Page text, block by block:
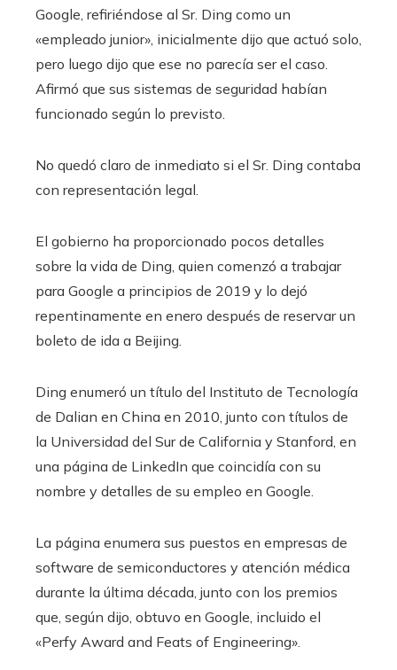
Google, refiriéndose al Sr. Ding como un
«empleado junior», inicialmente dijo que actuó solo,
pero luego dijo que ese no parecía ser el caso.
Afirmó que sus sistemas de seguridad habían
funcionado según lo previsto.
No quedó claro de inmediato si el Sr. Ding contaba
con representación legal.
El gobierno ha proporcionado pocos detalles
sobre la vida de Ding, quien comenzó a trabajar
para Google a principios de 2019 y lo dejó
repentinamente en enero después de reservar un
boleto de ida a Beijing.
Ding enumeró un título del Instituto de Tecnología
de Dalian en China en 2010, junto con títulos de
la Universidad del Sur de California y Stanford, en
una página de LinkedIn que coincidía con su
nombre y detalles de su empleo en Google.
La página enumera sus puestos en empresas de
software de semiconductores y atención médica
durante la última década, junto con los premios
que, según dijo, obtuvo en Google, incluido el
«Perfy Award and Feats of Engineering».